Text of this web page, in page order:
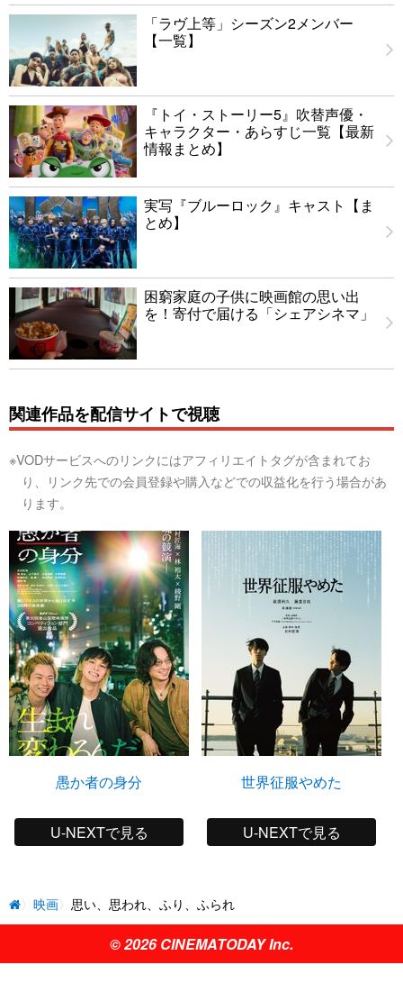
「ラヴ上等」シーズン2メンバー
【一覧】
『トイ・ストーリー5』吹替声優・
キャラクター・あらすじ一覧【最新
情報まとめ】
実写『ブルーロック』キャスト【ま
とめ】
困窮家庭の子供に映画館の思い出
を！寄付で届ける「シェアシネマ」
関連作品を配信サイトで視聴
※VODサービスへのリンクにはアフィリエイトタグが含まれてお
り、リンク先での会員登録や購入などでの収益化を行う場合があ
ります。
愚か者の身分
U-NEXTで見る
世界征服やめた
U-NEXTで見る
映画 思い、思われ、ふり、ふられ
© 2026 CINEMATODAY Inc.